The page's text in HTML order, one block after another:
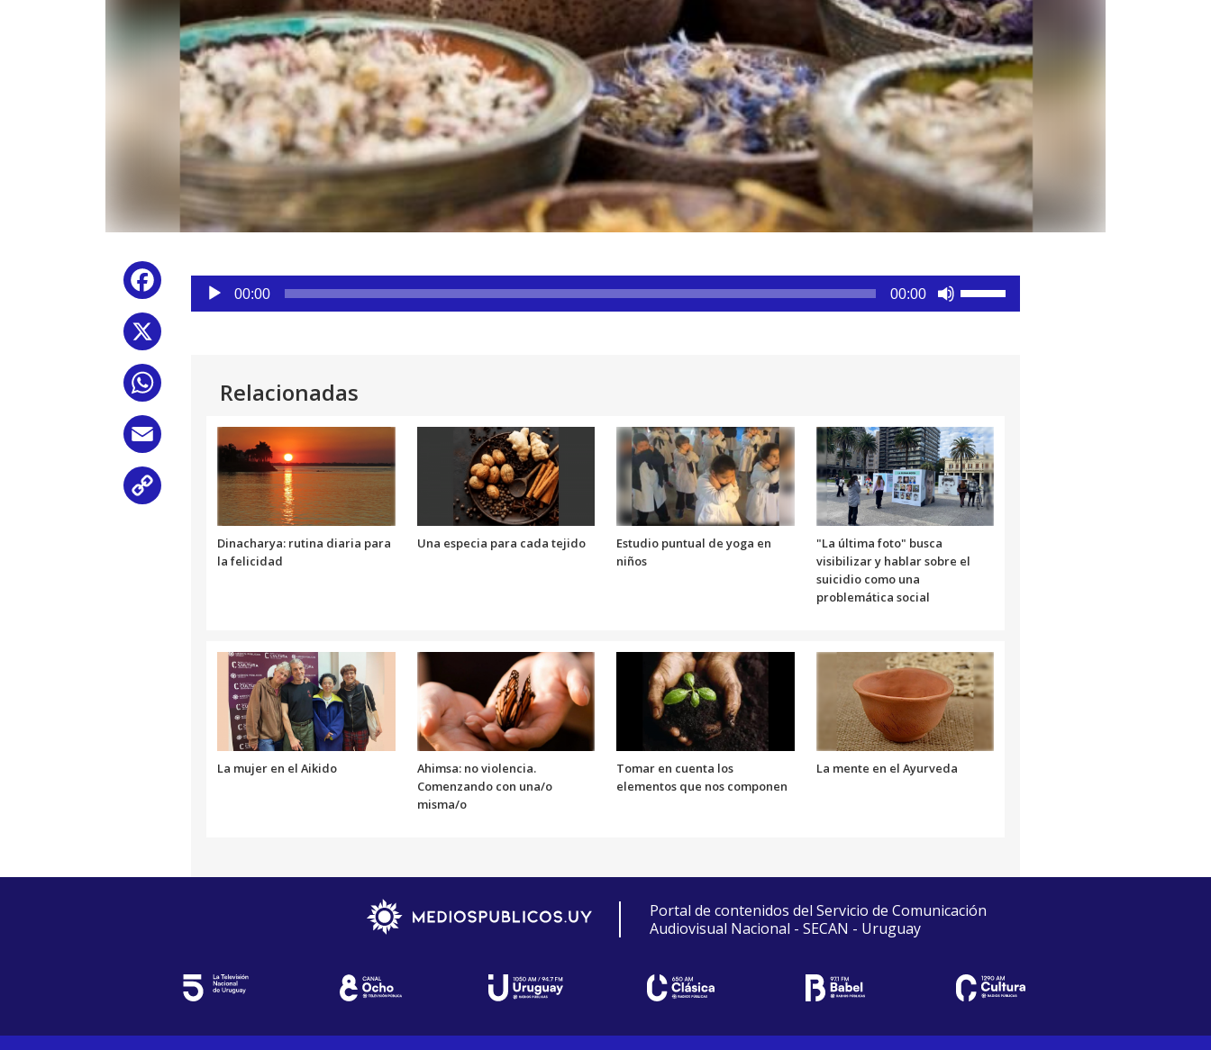
Facebook
WhatsApp
Reproductor
audio
00:00 00:00
aumentar
o
disminuir
el
volumen.
Relacionadas
Dinacharya: rutina diaria para
la felicidad
Una especia para cada tejido
Estudio puntual de yoga en
niños
"La última foto" busca
visibilizar y hablar sobre el
suicidio como una
problemática social
La mujer en el Aikido
Ahimsa: no violencia.
Comenzando con una/o
misma/o
Tomar en cuenta los
elementos que nos componen
La mente en el Ayurveda
Portal de contenidos del Servicio de Comunicación
Audiovisual Nacional - SECAN - Uruguay